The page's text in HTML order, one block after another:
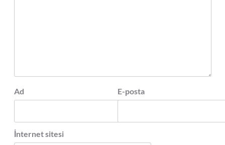
Ad E-posta
İnternet sitesi